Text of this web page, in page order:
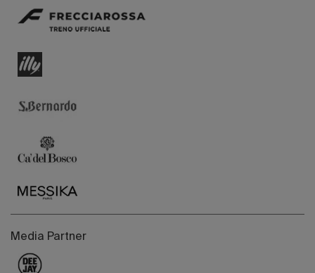
Media Partner